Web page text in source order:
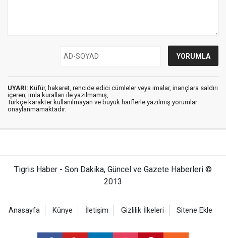
UYARI: Küfür, hakaret, rencide edici cümleler veya imalar, inançlara saldırı
içeren, imla kuralları ile yazılmamış,
Türkçe karakter kullanılmayan ve büyük harflerle yazılmış yorumlar
onaylanmamaktadır.
Tigris Haber - Son Dakika, Güncel ve Gazete Haberleri ©
2013
Anasayfa Künye İletişim Gizlilik İlkeleri Sitene Ekle